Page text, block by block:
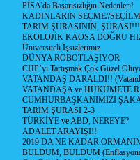
PİSA'da Başarısızlığın Nedenleri!
KADINLARIN SEÇME//
TARIM ŞURASININ, ŞURASI!!!
EKOLOJİK KAOSA DOĞRU
Üniversiteli İşsizlerimiz
DÜNYA ROBOTLAŞIYOR
CHP’yi Tartışmak Çok Güzel
VATANDAŞ DARALDI!!
VATANDAŞA ve HÜKÜMETE
CUMHURBAŞKANIMIZI
TARIM ŞURASI 2-3
TÜRKİYE ve ABD, NEREYE?
ADALET ARAYIŞI!!
2019 DA NE KADAR
BULDUM, BULDUM